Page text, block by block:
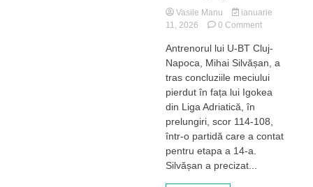
Vasile Manu
ianuarie
11, 2026
0 Commenton
după
eșecul
în
„Am
gestionat
Antrenorul lui U-BT Cluj-
Napoca, Mihai Silvășan, a
tras concluziile meciului
pierdut în fața lui Igokea
din Liga Adriatică, în
prelungiri, scor 114-108,
într-o partidă care a contat
pentru etapa a 14-a.
Silvășan a precizat...